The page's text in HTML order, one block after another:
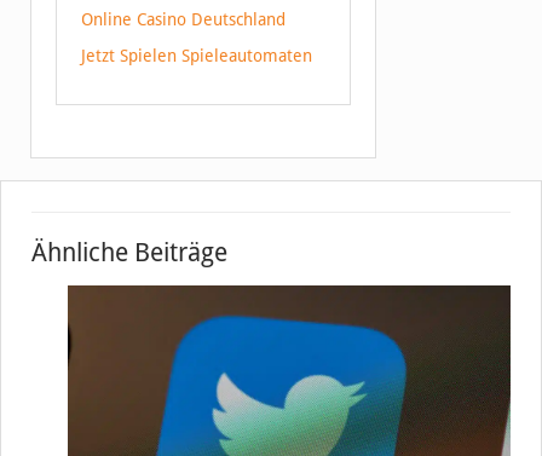
Online Casino Deutschland
Jetzt Spielen Spieleautomaten
Ähnliche Beiträge